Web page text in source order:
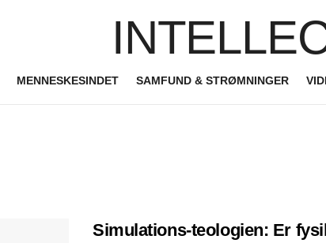
MENNESKESINDET SAMFUND & STRØMNINGER
Simulations-teologien: Er